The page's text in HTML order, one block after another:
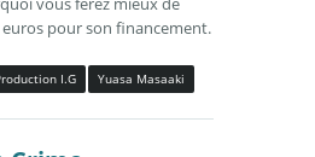
pour son financement.
I.G Yuasa Masaaki